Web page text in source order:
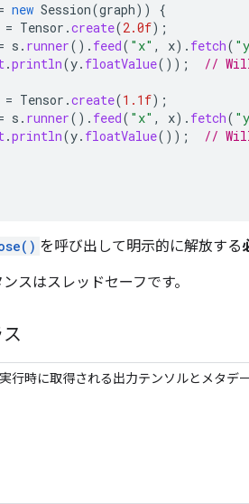
new Session(graph))
{
= Tensor .create(2.0f);
s . runner(). feed( "x" , x). fetch(
.println(y. floatValue());
//
= Tensor .create(1.1f);
s . runner(). feed( "x" , x). fetch(
.println(y. floatValue());
//
を呼び出して明示的に解放する
スはスレッドセーフです。
行時に取得される出力テンソルとメタデ